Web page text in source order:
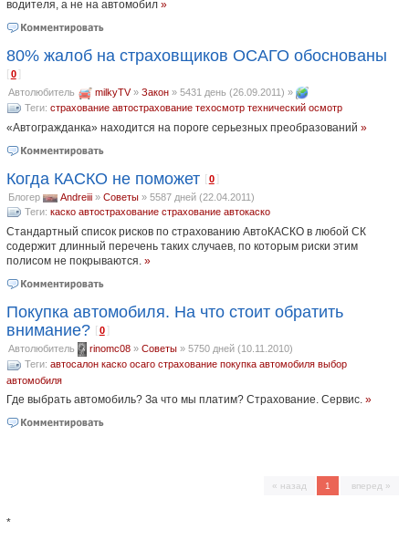
водителя, а не на автомобил »
80% жалоб на страховщиков ОСАГО обоснованы
[0
Автолюбитель milkyTV» Закон» 5431 день (26.09.2011) »
Теги: страхование автострахование техосмотр технический осмотр
«Автогражданка» находится на пороге серьезных преобразований »
Когда КАСКО не поможет [0
Блогер Andreiii» Советы» 5587 дней (22.04.2011)
Теги: каско автострахование страхование автокаско
Стандартный список рисков по страхованию АвтоКАСКО в любой СК
содержит длинный перечень таких случаев, по которым риски этим
полисом не покрываются. »
Покупка автомобиля. На что стоит обратить
внимание? [0
Автолюбитель rinomc08» Советы» 5750 дней (10.11.2010)
Теги: автосалон каско осаго страхование покупка автомобиля выбор
автомобиля
Где выбрать автомобиль? За что мы платим? Страхование. Сервис. »
« назад 1 вперед »
*